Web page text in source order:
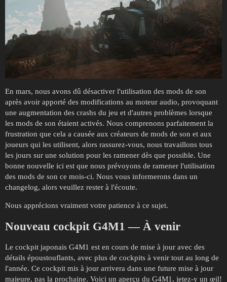
En mars, nous avons dû désactiver l'utilisation des mods de son
après avoir apporté des modifications au moteur audio, provoquant
une augmentation des crashs du jeu et d'autres problèmes lorsque
les mods de son étaient activés. Nous comprenons parfaitement la
frustration que cela a causée aux créateurs de mods de son et aux
joueurs qui les utilisent, alors rassurez-vous, nous travaillons tous
les jours sur une solution pour les ramener dès que possible. Une
bonne nouvelle ici est que nous prévoyons de ramener l'utilisation
des mods de son ce mois-ci. Nous vous informerons dans un
changelog, alors veuillez rester à l'écoute.
Nous apprécions vraiment votre patience à ce sujet.
Nouveau cockpit G4M1 — À venir
Le cockpit japonais G4M1 est en cours de mise à jour avec des
détails époustouflants, avec plus de cockpits à venir tout au long de
l'année. Ce cockpit mis à jour arrivera dans une future mise à jour
majeure, pas la prochaine. Voici un aperçu du G4M1, jetez-y un œil!